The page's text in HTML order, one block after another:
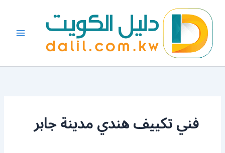
المحتوى
فني تكييف هندي مدينة جابر